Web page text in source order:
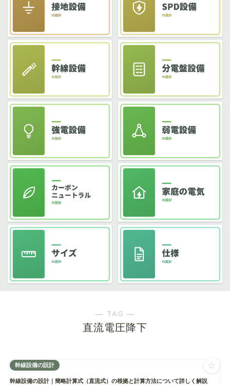
― TAG ―
直流電圧降下
幹線設備の設計
幹線設備の設計｜簡略計算式（直流式）の根拠と計算方法について詳しく解説
☆